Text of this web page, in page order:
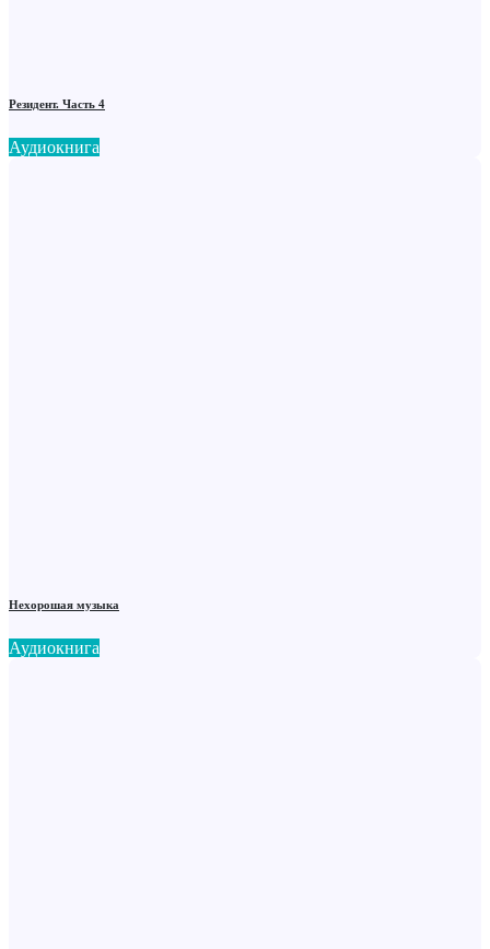
Резидент. Часть 4
Аудиокнига
Нехорошая музыка
Аудиокнига